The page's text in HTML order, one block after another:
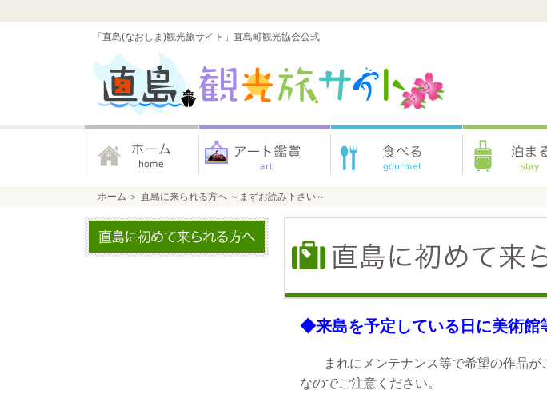
「直島(なおしま)観光旅サイト」直島町観光協会公式
ホーム ＞ 直島に来られる方へ ～まずお読み下さい～
◆来島を予定している日に美術
まれにメンテナンス等で希望の作品が
なのでご注意ください。